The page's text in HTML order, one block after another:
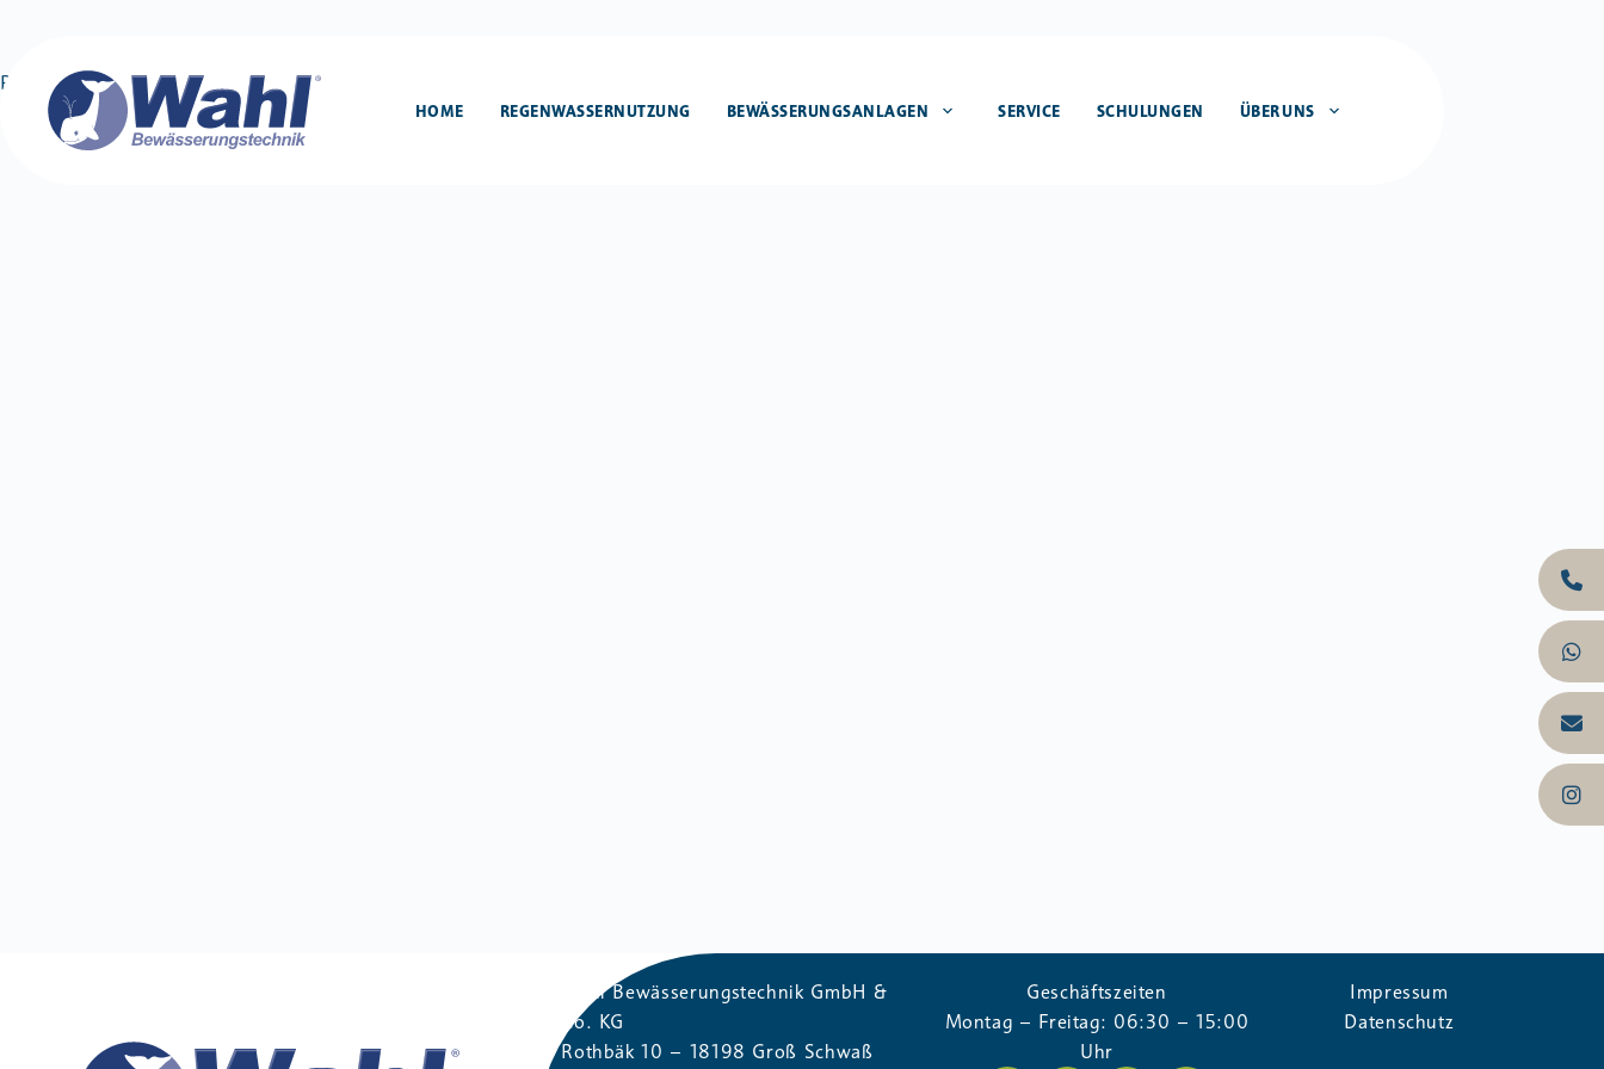
HOME REGENWASSERNUTZUNG BEWÄSSERUNGSANLAGEN SERVICE SCHULUNGEN ÜBER UNS
Produktname 2
GraficioDevelop 4. Dezember 2025
Wahl Bewässerungstechnik GmbH &
Co. KG
Rothbäk 10 – 18198 Groß Schwaß
Geschäftszeiten
Montag – Freitag: 06:30 – 15:00
Uhr
Impressum
Datenschutz